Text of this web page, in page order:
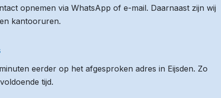
opnemen via WhatsApp of e-mail. Daarnaast zijn wij
kantooruren.
eerder op het afgesproken adres in Eijsden. Zo
tijd.